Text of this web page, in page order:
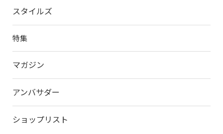
スタイルズ
特集
マガジン
アンバサダー
ショップリスト